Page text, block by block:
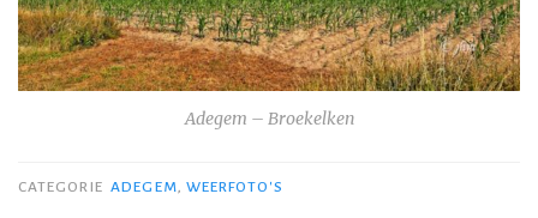
Adegem – Broekelken
CATEGORIE ADEGEM, WEERFOTO'S